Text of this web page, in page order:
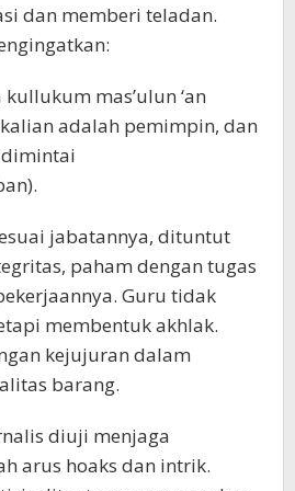
dan memberi teladan.
mas’ulun ‘an
kalian adalah pemimpin, dan
jabatannya, dituntut
paham dengan tugas
Guru tidak
membentuk akhlak.
kejujuran dalam
barang.
diuji menjaga
arus hoaks dan intrik.